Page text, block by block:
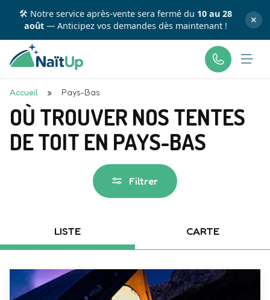
🛠️ Notre service après-vente sera fermé du 10 au 28
août— Anticipez vos demandes dès maintenant ! ✕
Accueil » Pays-Bas
OÙ TROUVER NOS TENTES
DE TOIT EN PAYS-BAS
Filtrer
LISTE CARTE